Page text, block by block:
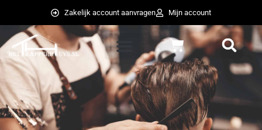
inhoud
Zakelijk account aanvragen Mijn account
Winkelwagen